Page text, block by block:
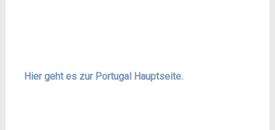
Hier geht es zur Portugal Hauptseite.